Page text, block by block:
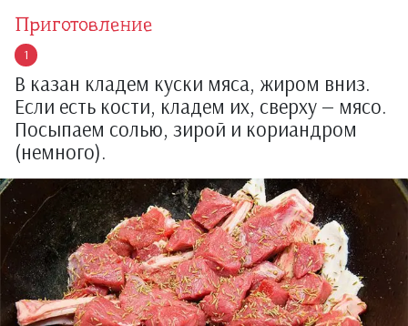
Приготовление
В казан кладем куски мяса, жиром вниз.
Если есть кости, кладем их, сверху — мясо.
Посыпаем солью, зирой и кориандром
(немного).